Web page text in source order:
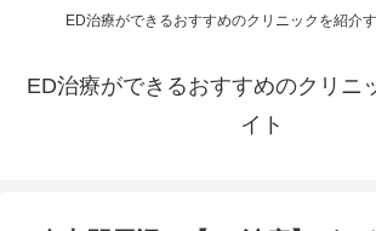
ED治療ができるおすすめのクリニックを紹介す
ED治療ができるおすすめのクリニ
イト